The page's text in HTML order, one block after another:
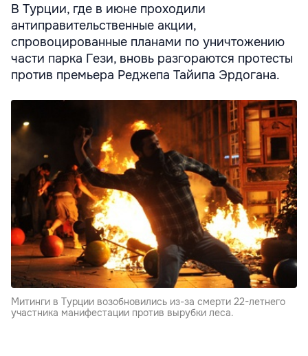
В Турции, где в июне проходили
антиправительственные акции,
спровоцированные планами по уничтожению
части парка Гези, вновь разгораются протесты
против премьера Реджепа Тайипа Эрдогана.
Митинги в Турции возобновились из-за смерти 22-летнего
участника манифестации против вырубки леса.